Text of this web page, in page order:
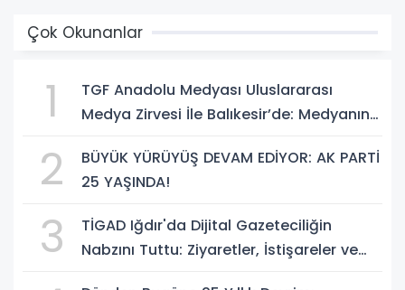
Çok Okunanlar
1
TGF Anadolu Medyası Uluslararası
Medya Zirvesi İle Balıkesir’de: Medyanın
2
BÜYÜK YÜRÜYÜŞ DEVAM EDİYOR: AK PARTİ
25 YAŞINDA!
3
TİGAD Iğdır'da Dijital Gazeteciliğin
Nabzını Tuttu: Ziyaretler, İstişareler ve